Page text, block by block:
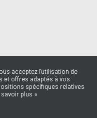
WITH A SMILE
acceptez l'utilisation de
et offres adaptés à vos
spécifiques relatives
savoir plus »